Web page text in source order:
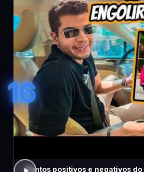
16
Pontos positivos e negativos